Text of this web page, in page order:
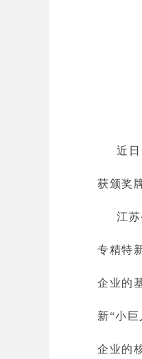
近
获颁奖
江
专精特
企业的
新“小
企业的